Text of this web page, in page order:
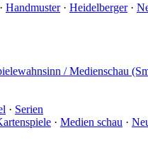
· Handmuster· Heidelberger·
/ Medienschau
· Serien
· Medien schau ·